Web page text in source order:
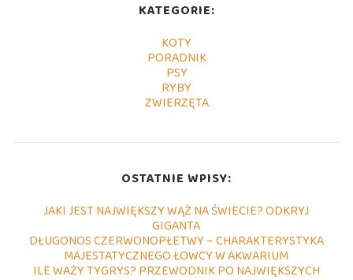
KATEGORIE:
KOTY
PORADNIK
PSY
RYBY
ZWIERZĘTA
OSTATNIE WPISY:
JAKI JEST NAJWIĘKSZY WĄŻ NA ŚWIECIE? ODKRYJ
GIGANTA
DŁUGONOS CZERWONOPŁETWY – CHARAKTERYSTYKA
MAJESTATYCZNEGO ŁOWCY W AKWARIUM
ILE WAŻY TYGRYS? PRZEWODNIK PO NAJWIĘKSZYCH